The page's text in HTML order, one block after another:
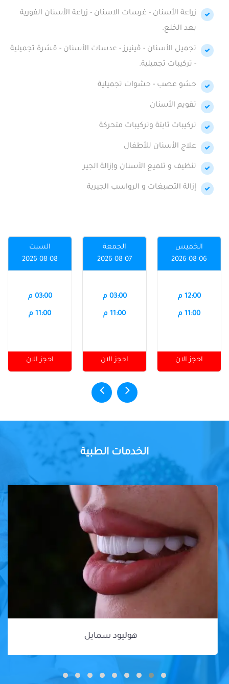
زراعة الأسنان - غرسات الاسنان - زراعة الأسنان الفورية
بعد الخلع.
تجميل الأسنان - ڤينيرز - عدسات الأسنان - قشرة تجميلية
- تركيبات تجميلية.
حشو عصب - حشوات تجميلية
تقويم الأسنان
تركيبات ثابتة وتركيبات متحركة
علاج الأسنان للأطفال
تنظيف و تلميع الأسنان وإزالة الجير
إزالة التصبغات و الرواسب الجيرية
الخميس
2026-08-06
12:00 م
11:00 م
احجز الان
الجمعة
2026-08-07
03:00 م
11:00 م
احجز الان
السبت
2026-08-08
03:00 م
11:00 م
احجز الان
الخدمات الطبية
هوليود سمايل